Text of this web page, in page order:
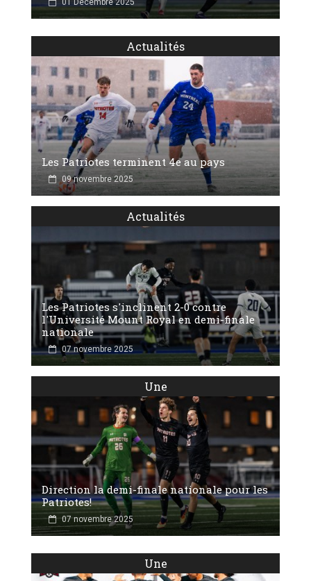
Actualités
Les Patriotes terminent 4e au pays
09 novembre 2025
Actualités
Les Patriotes s'inclinent 2-0 contre
l'Université Mount Royal en demi-finale
nationale
07 novembre 2025
Une
Direction la demi-finale nationale pour les
Patriotes!
07 novembre 2025
Une